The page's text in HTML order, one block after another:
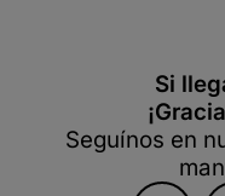
Si
Seguínos en